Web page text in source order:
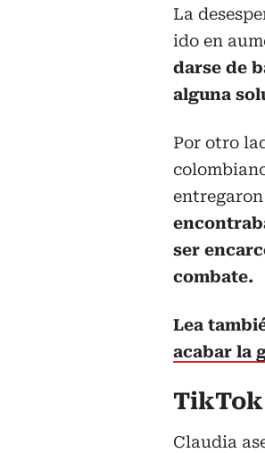
La
ido en
darse de
alguna
Por otro
ser
combate.
Lea
acabar la
Claudia